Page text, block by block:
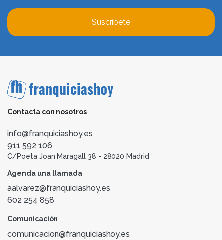
Suscríbete
Contacta con nosotros
info@franquiciashoy.es
911 592 106
C/Poeta Joan Maragall 38 - 28020 Madrid
Agenda una llamada
aalvarez@franquiciashoy.es
602 254 858
Comunicación
comunicacion@franquiciashoy.es